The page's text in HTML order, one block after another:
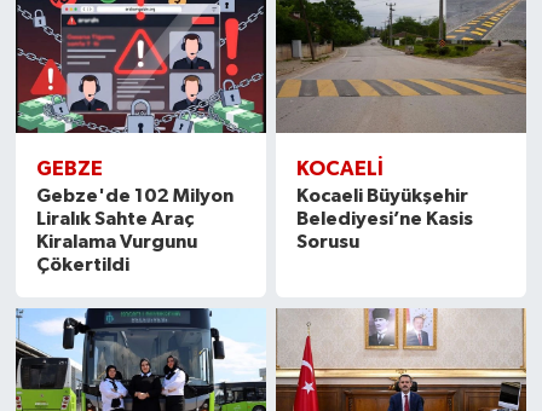
GEBZE
Gebze'de 102 Milyon
Liralık Sahte Araç
Kiralama Vurgunu
Çökertildi
KOCAELİ
Kocaeli Büyükşehir
Belediyesi’ne Kasis
Sorusu